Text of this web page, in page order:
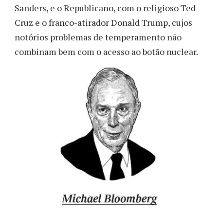
Sanders, e o Republicano, com o religioso Ted
Cruz e o franco-atirador Donald Trump, cujos
notórios problemas de temperamento não
combinam bem com o acesso ao botão nuclear.